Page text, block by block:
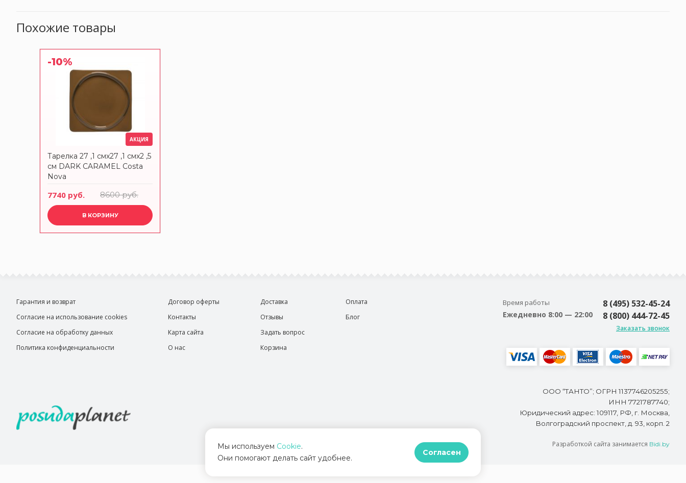
Похожие товары
-10%
АКЦИЯ
Тарелка 27 ,1 смx27 ,1 смx2 ,5
см DARK CARAMEL Costa
Nova
7740 руб. 8600 руб.
В КОРЗИНУ
Гарантия и возврат
Согласие на использование cookies
Согласие на обработку данных
Политика конфиденциальности
Договор оферты
Контакты
Карта сайта
О нас
Доставка
Отзывы
Задать вопрос
Корзина
Оплата
Блог
Время работы
Ежедневно 8:00 — 22:00
8 (495) 532-45-24
8 (800) 444-72-45
Заказать звонок
ООО “ТАНТО”; ОГРН 1137746205255;
ИНН 7721787740;
Юридический адрес: 109117, РФ, г. Москва,
Волгоградский проспект, д. 93, корп. 2
Разработкой сайта занимается Bidi.by
Мы используем Cookie.
Они помогают делать сайт удобнее.
Согласен